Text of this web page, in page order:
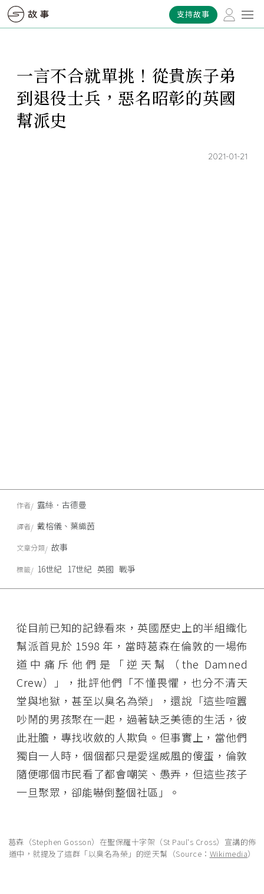
支持故事
一言不合就單挑！從貴族子弟
到退役士兵，惡名昭彰的英國
幫派史
2021-01-21
從目前已知的記錄看來，英國歷史上的半組織化
幫派首見於 1598 年，當時葛森在倫敦的一場佈
道中痛斥他們是「逆天幫（the Damned
Crew）」，批評他們「不懂畏懼，也分不清天
堂與地獄，甚至以臭名為榮」，還說「這些喧囂
吵鬧的男孩聚在一起，過著缺乏美德的生活，彼
此壯膽，專找收斂的人欺負。但事實上，當他們
獨自一人時，個個都只是愛逞威風的傻蛋，倫敦
隨便哪個市民看了都會嘲笑、愚弄，但這些孩子
一旦聚眾，卻能嚇倒整個社區」。
葛森（Stephen Gosson）在聖保羅十字架（St Paul's Cross）宣講的佈
道中，就提及了這群「以臭名為榮」的逆天幫（Source： Wikimedia）
作者 露絲．古德曼
譯者 戴榕儀、葉織茵
文章分類 故事
標籤 16世紀 17世紀 英國 戰爭